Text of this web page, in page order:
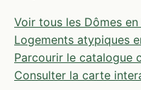
Voir tous les Dômes en
Logements atypiques
Parcourir le catalogue
Consulter la carte